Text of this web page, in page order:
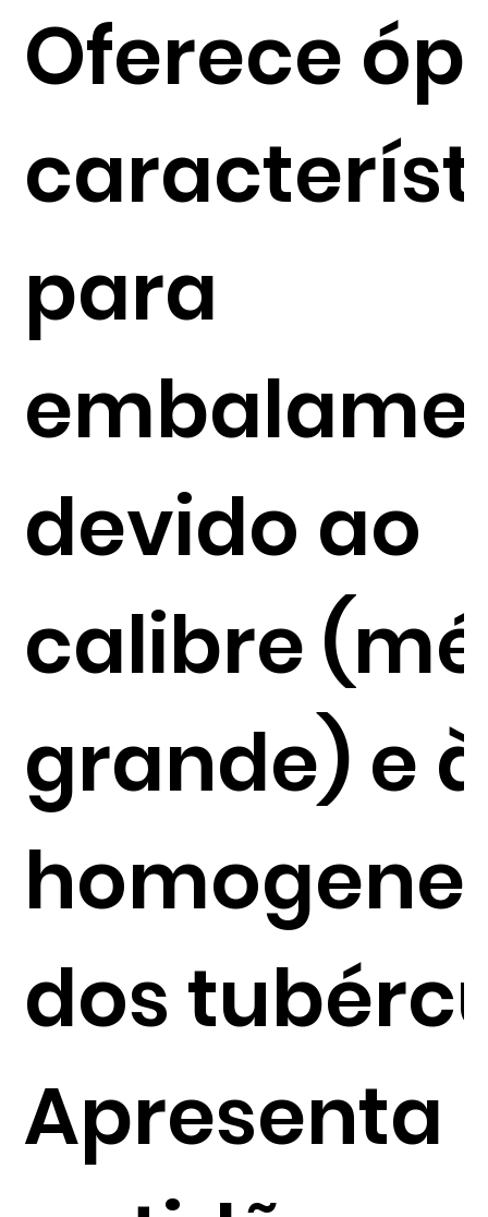
Oferece
para
devido ao
calibre
grande) e
dos
Apresenta